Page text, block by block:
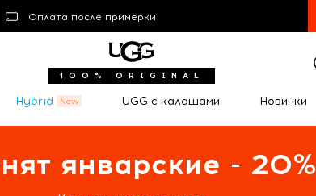
Оплата после примерки
100% ORIGINAL
Hybrid UGG с калошами Новинки
январские - 20%